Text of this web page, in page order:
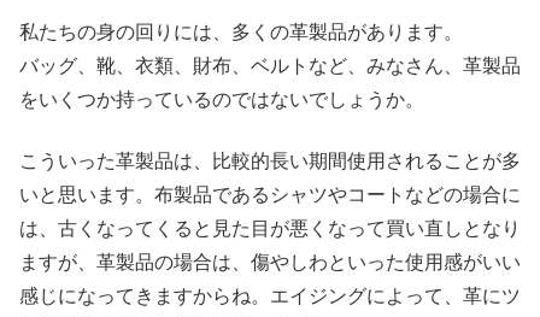
私たちの身の回りには、多くの革製品があります。
バッグ、靴、衣類、財布、ベルトなど、みなさん、革製品
をいくつか持っているのではないでしょうか。
こういった革製品は、比較的長い期間使用されることが多
いと思います。布製品であるシャツやコートなどの場合に
は、古くなってくると見た目が悪くなって買い直しとなり
ますが、革製品の場合は、傷やしわといった使用感がいい
感じになってきますからね。エイジングによって、革にツ